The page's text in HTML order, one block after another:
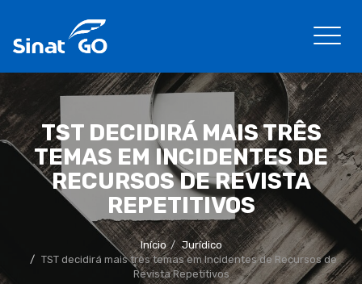
TST DECIDIRÁ MAIS TRÊS
TEMAS EM INCIDENTES DE
RECURSOS DE REVISTA
REPETITIVOS
Início
Jurídico
TST decidirá mais três temas em Incidentes de Recursos de
Revista Repetitivos